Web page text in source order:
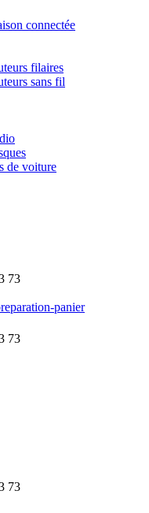
connectée
filaires
sans fil
de voiture
73
73
73